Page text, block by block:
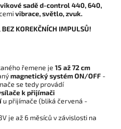
sadě d-control 440, 640,
vibrace, světlo, zvuk.
BEZ KOREKČNÍCH IMPULSŮ!
řemene je 15 až 72 cm
magnetický systém ON/OFF -
se tedy provádí
k přijímači
u přijímače (bliká červená -
je až 6 měsíců v závislosti na